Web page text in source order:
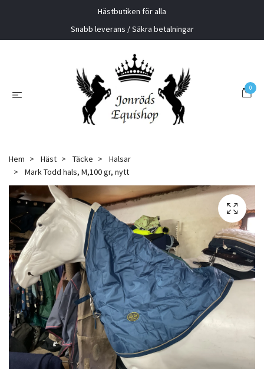
Hästbutiken för alla
Snabb leverans / Säkra betalningar
0
Hem Häst Täcke
Halsar
Mark Todd hals, M,100 gr, nytt